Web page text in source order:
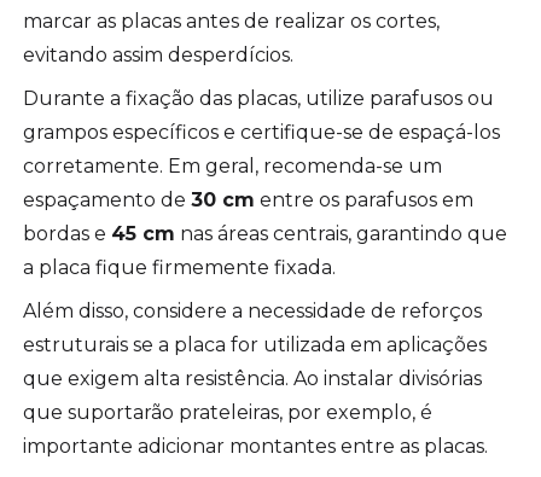
marcar as placas antes de realizar os cortes,
evitando assim desperdícios.
Durante a fixação das placas, utilize parafusos ou
grampos específicos e certifique-se de espaçá-los
corretamente. Em geral, recomenda-se um
espaçamento de30 cm entre os parafusos em
bordas e 45 cm nas áreas centrais, garantindo que
a placa fique firmemente fixada.
Além disso, considere a necessidade de reforços
estruturais se a placa for utilizada em aplicações
que exigem alta resistência. Ao instalar divisórias
que suportarão prateleiras, por exemplo, é
importante adicionar montantes entre as placas.